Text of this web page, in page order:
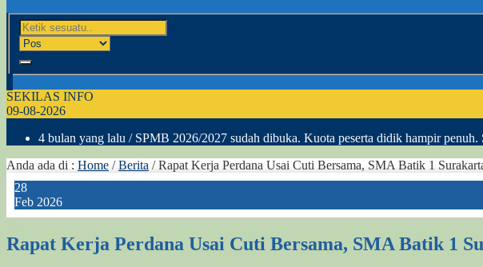
SEKILAS INFO
09-08-2026
4 bulan yang lalu / SPMB 2026/2027 sudah dibuka. Kuota peserta didik hampir
Anda ada di : Home /Berita /Rapat Kerja Perdana Usai Cuti Bersama, SMA Batik 1
28
Feb 2026
Rapat Kerja Perdana Usai Cuti Bersama, SMA Batik 1